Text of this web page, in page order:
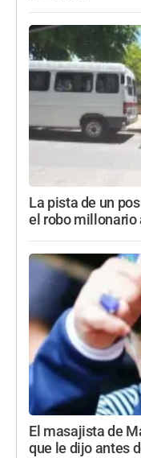
La pista de un
el robo millonario
El masajista de
que le dijo antes